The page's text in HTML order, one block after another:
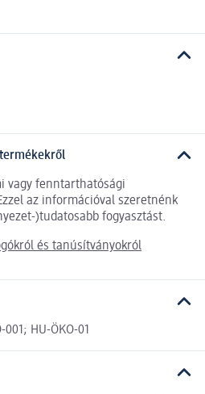
vagy fenntarthatósági
az információval szeretnénk
)tudatosabb fogyasztást.
és tanúsítványokról
HU-ÖKO-01